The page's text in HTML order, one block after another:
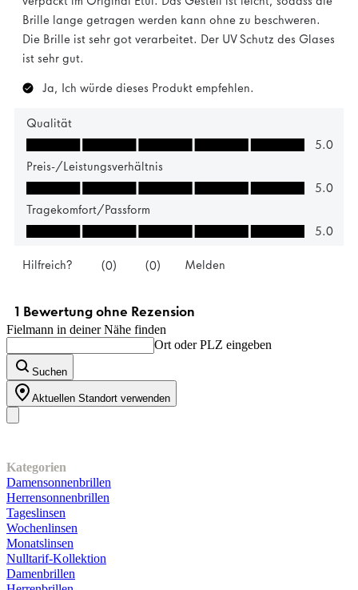
Fielmann in deiner Nähe finden
Ort oder PLZ eingeben
Suchen
Aktuellen Standort verwenden
Kategorien
Damensonnenbrillen
Herrensonnenbrillen
Tageslinsen
Wochenlinsen
Monatslinsen
Nulltarif-Kollektion
Damenbrillen